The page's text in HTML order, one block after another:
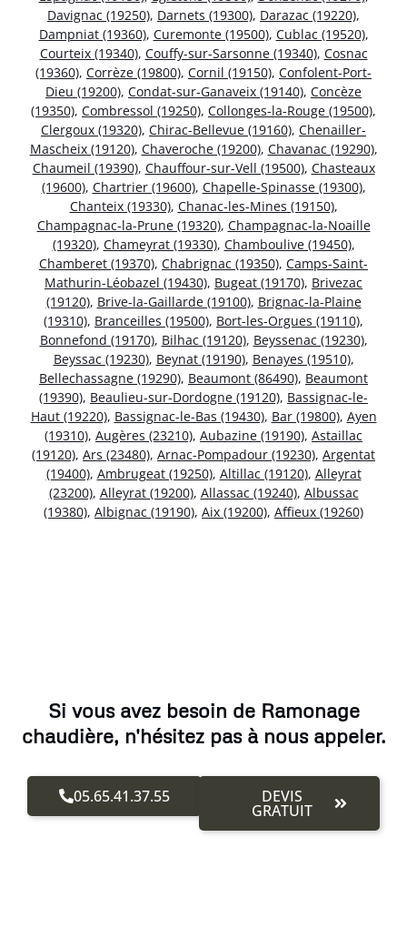
Davignac (19250), Darnets (19300), Darazac (19220),
Dampniat (19360), Curemonte (19500), Cublac (19520),
Courteix (19340), Couffy-sur-Sarsonne (19340), Cosnac
(19360), Corrèze (19800), Cornil (19150), Confolent-Port-
Dieu (19200), Condat-sur-Ganaveix (19140), Concèze
(19350), Combressol (19250), Collonges-la-Rouge (19500),
Clergoux (19320), Chirac-Bellevue (19160), Chenailler-
Mascheix (19120), Chaveroche (19200), Chavanac (19290),
Chaumeil (19390), Chauffour-sur-Vell (19500), Chasteaux
(19600), Chartrier (19600), Chapelle-Spinasse (19300),
Chanteix (19330), Chanac-les-Mines (19150),
Champagnac-la-Prune (19320), Champagnac-la-Noaille
(19320), Chameyrat (19330), Chamboulive (19450),
Chamberet (19370), Chabrignac (19350), Camps-Saint-
Mathurin-Léobazel (19430), Bugeat (19170), Brivezac
(19120), Brive-la-Gaillarde (19100), Brignac-la-Plaine
(19310), Branceilles (19500), Bort-les-Orgues (19110),
Bonnefond (19170), Bilhac (19120), Beyssenac (19230),
Beyssac (19230), Beynat (19190), Benayes (19510),
Bellechassagne (19290), Beaumont (86490), Beaumont
(19390), Beaulieu-sur-Dordogne (19120), Bassignac-le-
Haut (19220), Bassignac-le-Bas (19430), Bar (19800), Ayen
(19310), Augères (23210), Aubazine (19190), Astaillac
(19120), Ars (23480), Arnac-Pompadour (19230), Argentat
(19400), Ambrugeat (19250), Altillac (19120), Alleyrat
(23200), Alleyrat (19200), Allassac (19240), Albussac
(19380), Albignac (19190), Aix (19200), Affieux (19260)
Si vous avez besoin de Ramonage
chaudière, n'hésitez pas à nous appeler.
05.65.41.37.55 DEVIS
GRATUIT